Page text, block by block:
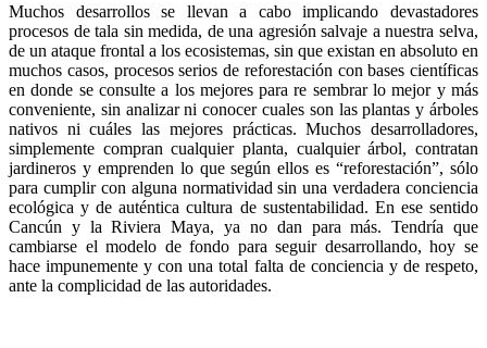
Muchos desarrollos se llevan a cabo implicando devastadores
procesos de tala sin medida, de una agresión salvaje a nuestra selva,
de un ataque frontal a los ecosistemas, sin que existan en absoluto en
muchos casos, procesos serios de reforestación con bases científicas
en donde se consulte a los mejores para re sembrar lo mejor y más
conveniente, sin analizar ni conocer cuales son las plantas y árboles
nativos ni cuáles las mejores prácticas. Muchos desarrolladores,
simplemente compran cualquier planta, cualquier árbol, contratan
jardineros y emprenden lo que según ellos es “reforestación”, sólo
para cumplir con alguna normatividad sin una verdadera conciencia
ecológica y de auténtica cultura de sustentabilidad. En ese sentido
Cancún y la Riviera Maya, ya no dan para más. Tendría que
cambiarse el modelo de fondo para seguir desarrollando, hoy se
hace impunemente y con una total falta de conciencia y de respeto,
ante la complicidad de las autoridades.